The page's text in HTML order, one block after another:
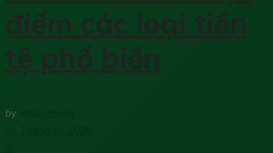
điểm các loại tiền
tệ phổ biến
by